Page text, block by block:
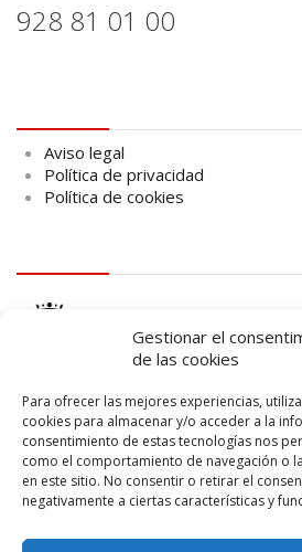
Gestionar el
de las cookies
Para ofrecer las mejores experiencias,
cookies para almacenar y/o acceder a la
consentimiento de estas tecnologías nos
como el comportamiento de navegación o
en este sitio. No consentir o retirar el
negativamente a ciertas características y
928 81 01 00
Aviso legal
Política de privacidad
Política de cookies
logo SID